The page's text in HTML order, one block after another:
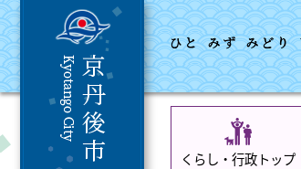
くらし・行政トップ